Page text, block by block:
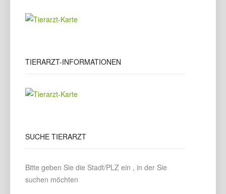
TIERARZT-INFORMATIONEN
SUCHE TIERARZT
Bitte geben Sie die Stadt/PLZ ein , in der Sie
suchen möchten